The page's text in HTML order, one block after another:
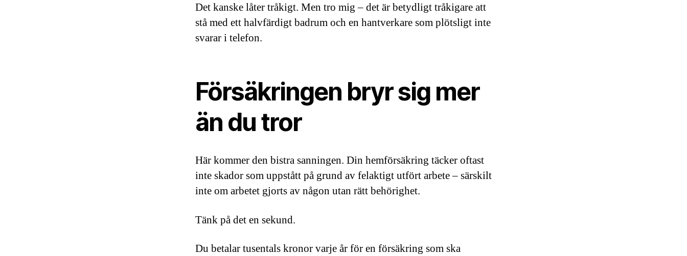
Det kanske låter tråkigt. Men tro mig – det är betydligt tråkigare att
stå med ett halvfärdigt badrum och en hantverkare som plötsligt inte
svarar i telefon.
Försäkringen bryr sig mer
än du tror
Här kommer den bistra sanningen. Din hemförsäkring täcker oftast
inte skador som uppstått på grund av felaktigt utfört arbete – särskilt
inte om arbetet gjorts av någon utan rätt behörighet.
Tänk på det en sekund.
Du betalar tusentals kronor varje år för en försäkring som ska